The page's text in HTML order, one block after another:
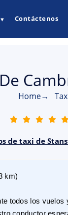
▼ Contáctenos
Home→
de taxi de
km)
todos los
conductor